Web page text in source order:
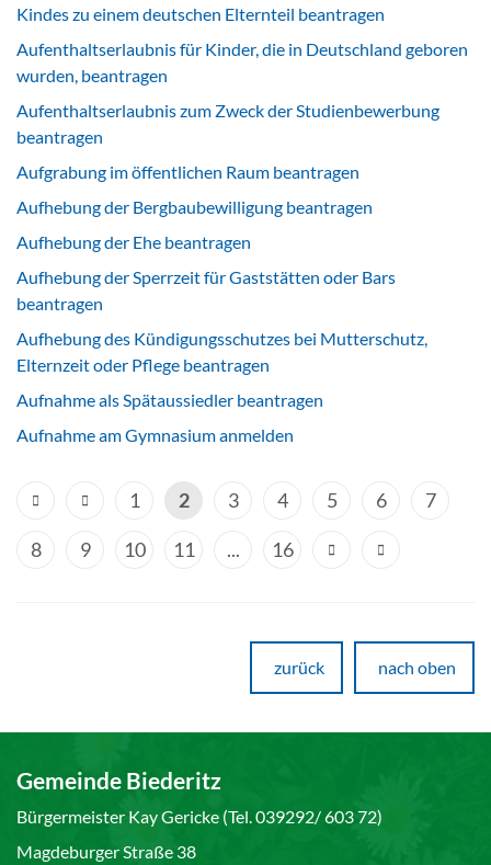
Kindes zu einem deutschen Elternteil beantragen
Aufenthaltserlaubnis für Kinder, die in Deutschland geboren
wurden, beantragen
Aufenthaltserlaubnis zum Zweck der Studienbewerbung
beantragen
Aufgrabung im öffentlichen Raum beantragen
Aufhebung der Bergbaubewilligung beantragen
Aufhebung der Ehe beantragen
Aufhebung der Sperrzeit für Gaststätten oder Bars
beantragen
Aufhebung des Kündigungsschutzes bei Mutterschutz,
Elternzeit oder Pflege beantragen
Aufnahme als Spätaussiedler beantragen
Aufnahme am Gymnasium anmelden
1 2 3 4 5 6 7
8 9 10 11 ... 16
zurück nach oben
Gemeinde Biederitz
Bürgermeister Kay Gericke (Tel. 039292/ 603 72)
Magdeburger Straße 38